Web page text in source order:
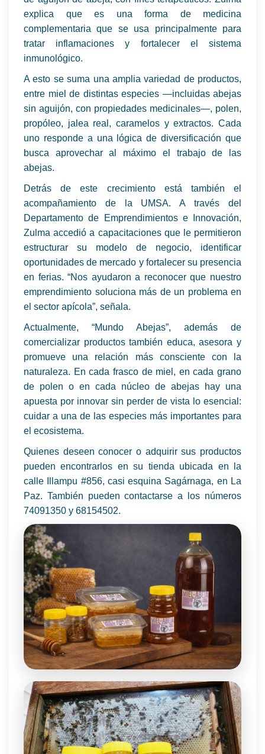
explica que es una forma de medicina
complementaria que se usa principalmente para
tratar inflamaciones y fortalecer el sistema
inmunológico.
A esto se suma una amplia variedad de productos,
entre miel de distintas especies —incluidas abejas
sin aguijón, con propiedades medicinales—, polen,
propóleo, jalea real, caramelos y extractos. Cada
uno responde a una lógica de diversificación que
busca aprovechar al máximo el trabajo de las
abejas.
Detrás de este crecimiento está también el
acompañamiento de la UMSA. A través del
Departamento de Emprendimientos e Innovación,
Zulma accedió a capacitaciones que le permitieron
estructurar su modelo de negocio, identificar
oportunidades de mercado y fortalecer su presencia
en ferias. “Nos ayudaron a reconocer que nuestro
emprendimiento soluciona más de un problema en
el sector apícola”, señala.
Actualmente, “Mundo Abejas”, además de
comercializar productos también educa, asesora y
promueve una relación más consciente con la
naturaleza. En cada frasco de miel, en cada grano
de polen o en cada núcleo de abejas hay una
apuesta por innovar sin perder de vista lo esencial:
cuidar a una de las especies más importantes para
el ecosistema.
Quienes deseen conocer o adquirir sus productos
pueden encontrarlos en su tienda ubicada en la
calle Illampu #856, casi esquina Sagárnaga, en La
Paz. También pueden contactarse a los números
74091350 y 68154502.